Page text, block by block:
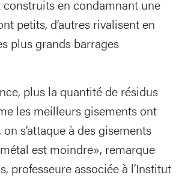
construits en condamnant une
petits, d’autres rivalisent en
plus grands barrages
plus la quantité de résidus
les meilleurs gisements ont
s’attaque à des gisements
est moindre», remarque
professeure associée à l’Institut